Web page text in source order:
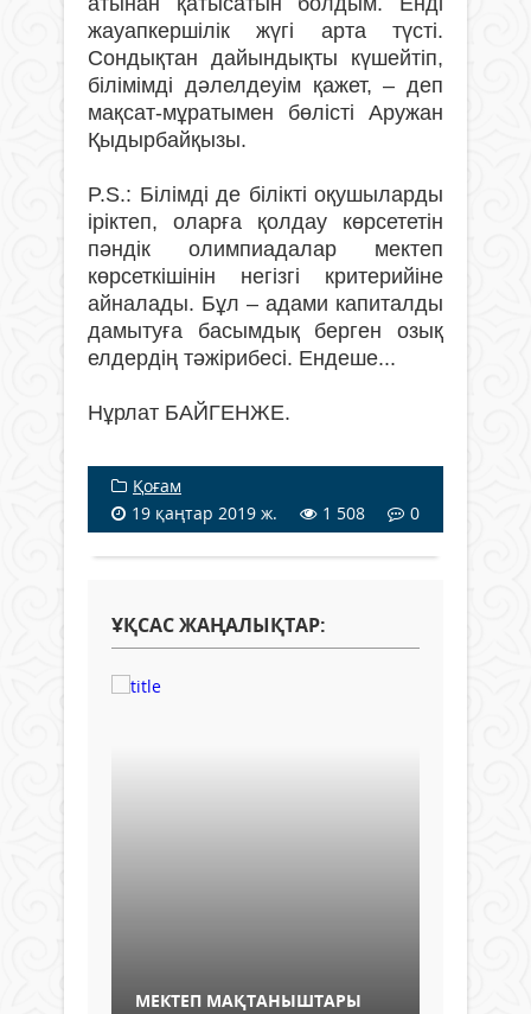
жауапкершілік жүгі арта түсті.
Сондықтан дайындықты күшейтіп,
білімімді дәлелдеуім қажет, – деп
мақсат-мұратымен бөлісті Аружан
Қыдырбайқызы.
P.S.: Білімді де білікті оқушыларды
іріктеп, оларға қолдау көрсететін
пәндік олимпиадалар мектеп
көрсеткішінін негізгі критерийіне
айналады. Бұл – адами капиталды
дамытуға басымдық берген озық
елдердің тәжірибесі. Ендеше...
Нұрлат БАЙГЕНЖЕ.
Қоғам
19 қаңтар 2019 ж.
1 508 0
ҰҚСАС ЖАҢАЛЫҚТАР:
МЕКТЕП МАҚТАНЫШТАРЫ